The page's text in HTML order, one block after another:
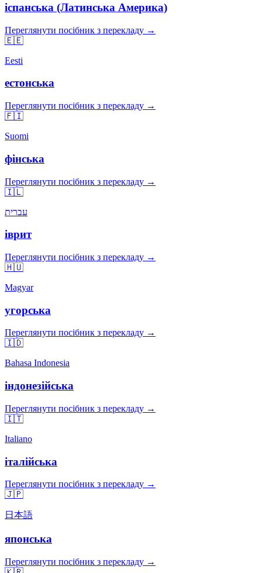
іспанська (Латинська Америка)
Переглянути посібник з перекладу →
🇪🇪
Eesti
естонська
Переглянути посібник з перекладу →
🇫🇮
Suomi
фінська
Переглянути посібник з перекладу →
🇮🇱
עברית
іврит
Переглянути посібник з перекладу →
🇭🇺
Magyar
угорська
Переглянути посібник з перекладу →
🇮🇩
Bahasa Indonesia
індонезійська
Переглянути посібник з перекладу →
🇮🇹
Italiano
італійська
Переглянути посібник з перекладу →
🇯🇵
日本語
японська
Переглянути посібник з перекладу →